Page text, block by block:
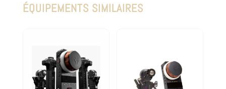
ÉQUIPEMENTS SIMILAIRES